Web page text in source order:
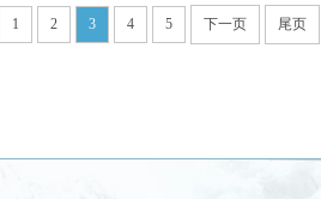
1 2 3 4 5 下一页 尾页